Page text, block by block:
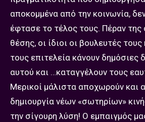
αποκομμένα από την κοινωνία,
έφτασε το τέλος τους. Πέραν της
θέσης, οι ίδιοι οι βουλευτές
τους επιτελεία κάνουν δημόσιες
αυτού και …καταγγέλουν τους
Μερικοί μάλιστα αποχωρούν και
δημιουργία νέων «σωτηρίων»
την σίγουρη λύση! Ο εμπαιγμός